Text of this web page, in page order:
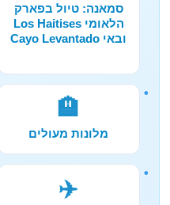
סמאנה: טיול בפארק
הלאומי Los Haitises
ובאי Cayo Levantado
🏨
מלונות מעולים
✈️